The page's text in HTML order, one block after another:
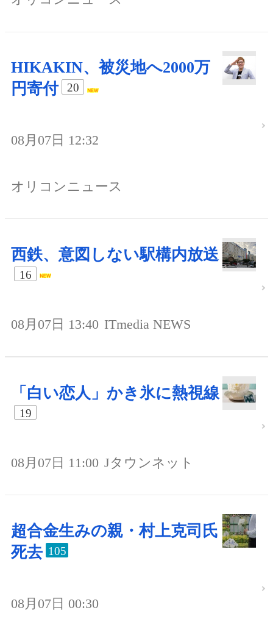
HIKAKIN、被災地へ2000万
円寄付
20
08月07日 12:32
オリコンニュース
西鉄、意図しない駅構内放送
16
08月07日 13:40 ITmedia NEWS
「白い恋人」かき氷に熱視線
19
08月07日 11:00 Jタウンネット
超合金生みの親・村上克司氏
死去 105
08月07日 00:30